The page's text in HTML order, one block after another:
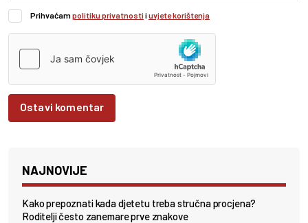
Prihvaćampolitiku privatnostiiuvjete korištenja
Ostavi komentar
NAJNOVIJE
Kako prepoznati kada djetetu treba stručna procjena?
Roditelji često zanemare prve znakove